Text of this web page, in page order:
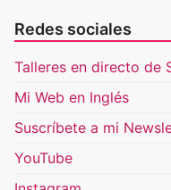
Redes sociales
Talleres en directo de
Mi Web en Inglés
Suscríbete a mi
YouTube